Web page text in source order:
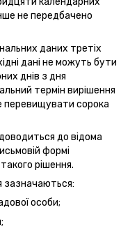
не передбачено
даних третіх
дані не можуть бути
днів з дня
термін вирішення
перевищувати сорока
до відома
формі
рішення.
зазначаються:
особи;